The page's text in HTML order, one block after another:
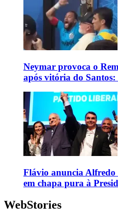
Neymar provoca o
após vitória do
Flávio anuncia Alfredo
em chapa pura à
WebStories